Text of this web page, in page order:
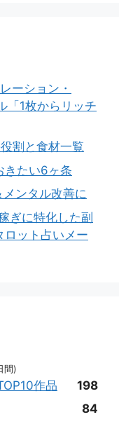
ーション・
「1枚からリッチ
割と食材一覧
きたい6ヶ条
ンタル改善に
ぎに特化した副
ロット占いメー
間)
作品
198
84